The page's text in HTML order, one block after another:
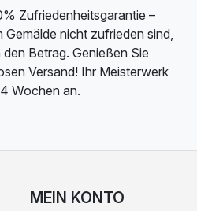
Zufriedenheitsgarantie –
Gemälde nicht zufrieden sind,
Betrag. Genießen Sie
Versand! Ihr Meisterwerk
Wochen an.
MEIN KONTO